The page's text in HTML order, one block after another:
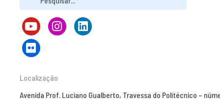
Localização
Avenida Prof. Luciano Gualberto, Travessa do Politécnico –